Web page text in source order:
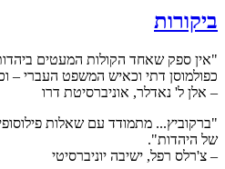
ביקורות
"אין ספק שאחד הקולות המעטים
כפולמוסן דתי וכאיש המשפט העברי –
– אלן ל' נאדלר, אוניברסיטת דרו
"ברקוביץ... מתמודד עם שאלות
של היהדות".
– צ'רלס רפל, ישיבה יוניברסיטי